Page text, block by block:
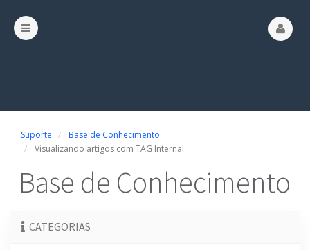
Suporte
Base de Conhecimento
Visualizando artigos com TAG Internal
Base de Conhecimento
CATEGORIAS